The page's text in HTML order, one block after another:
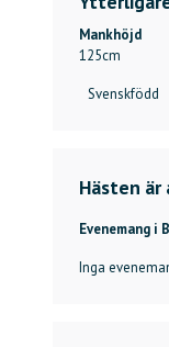
Mankhöjd
125cm
Svenskfödd
Hästen
Evenemang i
Inga